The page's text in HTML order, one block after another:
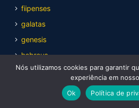
fiipenses
galatas
genesis
hebreus
ICorintios
Nós utilizamos cookies para garantir
experiência em
Ok
Política de